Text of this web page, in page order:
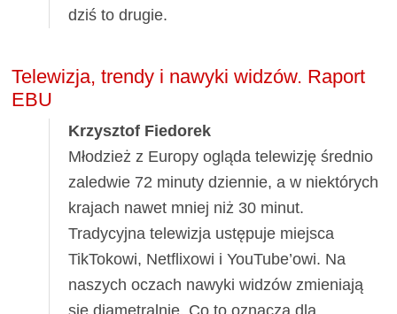
dziś to drugie.
Telewizja, trendy i nawyki widzów. Raport
EBU
Krzysztof Fiedorek
Młodzież z Europy ogląda telewizję średnio
zaledwie 72 minuty dziennie, a w niektórych
krajach nawet mniej niż 30 minut.
Tradycyjna telewizja ustępuje miejsca
TikTokowi, Netflixowi i YouTube’owi. Na
naszych oczach nawyki widzów zmieniają